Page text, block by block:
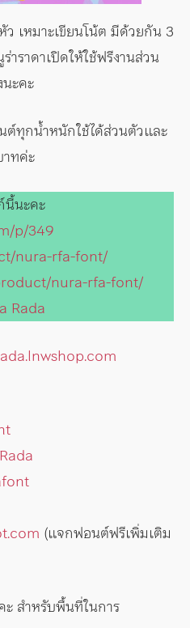
เหมาะเขียนโน้ต มีด้วยกัน 3
ราดาเปิดให้ใช้ฟรีงานส่วน
ะคะ
ทุกน้ำหนักใช้ได้ส่วนตัวและ
ทค่ะ
นี้นะคะ
p/349
nura-rfa-font/
nura-rfa-font/
Rada
(แจกฟอนต์ฟรีเพิ่มเติม
สำหรับพื้นที่ในการ